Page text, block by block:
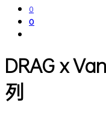
0
0
DRAG x
列